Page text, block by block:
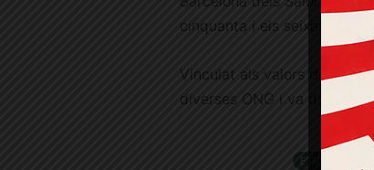
cinquanta i els seixanta.
Vinculat als valors de la
diverses ONG i va donar
ETIQUETES